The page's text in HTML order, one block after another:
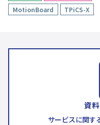
MotionBoard
TPiCS-X
資
サービスに関す